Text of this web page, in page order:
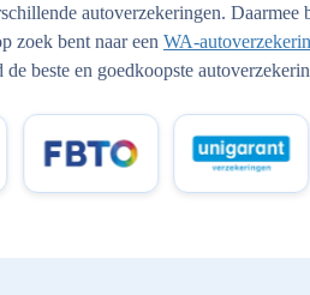
autoverzekeringen. Daarmee
zoek bent naar een WA-
beste en goedkoopste